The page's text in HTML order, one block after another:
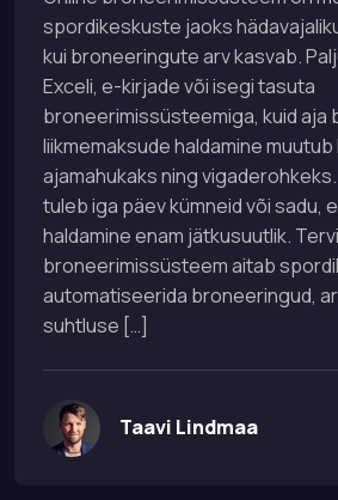
spordikeskuste jaoks
kui broneeringute arv kasvab.
Exceli, e-kirjade või isegi tasuta
broneerimissüsteemiga, kuid aja
liikmemaksude haldamine
ajamahukaks ning
tuleb iga päev kümneid või sadu,
haldamine enam jätkusuutlik.
broneerimissüsteem aitab
automatiseerida broneeringud,
suhtluse […]
Taavi Lindmaa